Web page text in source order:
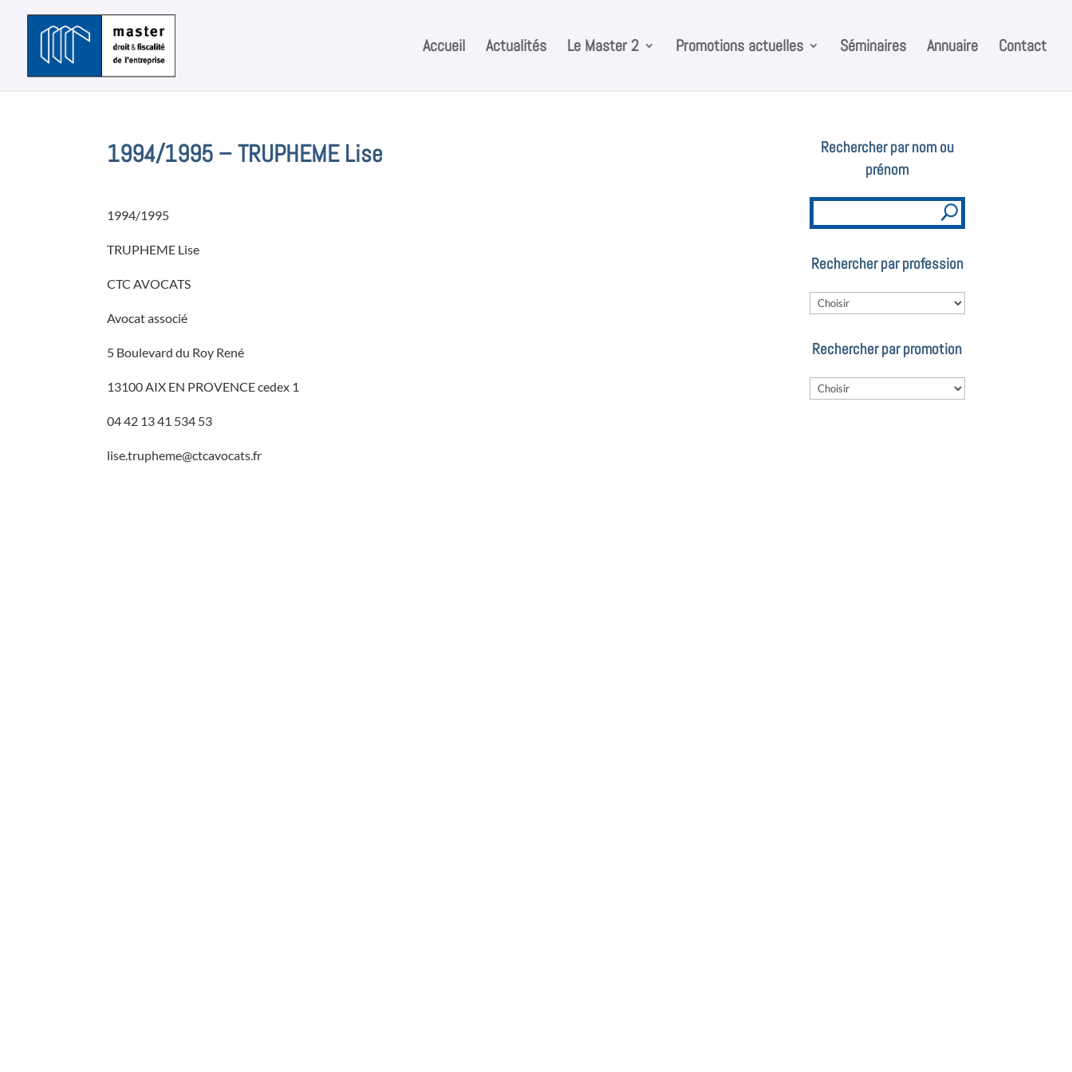
Accueil Actualités Le Master 2 Promotions actuelles Séminaires Annuaire Contact
1994/1995 – TRUPHEME Lise
1994/1995
TRUPHEME Lise
CTC AVOCATS
Avocat associé
5 Boulevard du Roy René
13100 AIX EN PROVENCE cedex 1
04 42 13 41 534 53
lise.trupheme@ctcavocats.fr
Rechercher par nom ou
prénom
Rechercher par profession
Rechercher par promotion